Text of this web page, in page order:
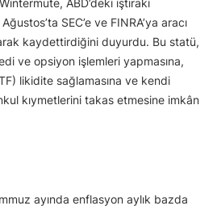
SEC’e ve FINRA’ya aracı
kaydettirdiğini duyurdu. Bu statü,
ve opsiyon işlemleri yapmasına,
likidite sağlamasına ve kendi
kıymetlerini takas etmesine imkân
ayında enflasyon aylık bazda